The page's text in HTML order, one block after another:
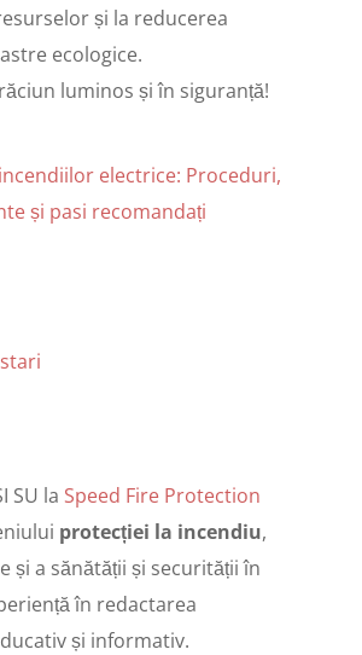
și la reducerea
ecologice.
luminos și în siguranță!
electrice: Proceduri,
și pasi recomandați
SU la Speed Fire Protection
protecției la incendiu,
și a sănătății și securității în
în redactarea
și informativ.